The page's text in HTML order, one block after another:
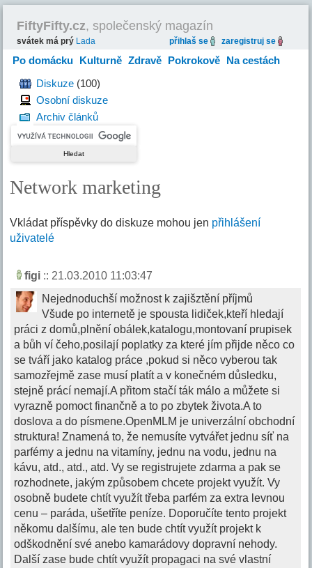
FiftyFifty.cz, společenský magazín
svátek má prý Lada přihlaš se zaregistruj se
Po domácku Kulturně Zdravě Pokrokově Na cestách
HravěDiskuze (100)
Osobní diskuze
Archiv článků
Network marketing
Vkládat příspěvky do diskuze mohou jen přihlášení
uživatelé
figi :: 21.03.2010 11:03:47
Nejednoduchší možnost k zajišztění příjmů
Všude po internetě je spousta lidiček,kteří hledají
práci z domů,plnění obálek,katalogu,montovaní prupisek
a bůh ví čeho,posilají poplatky za které jím přijde něco co
se tváří jako katalog práce ,pokud si něco vyberou tak
samozřejmě zase musí platít a v konečném důsledku,
stejně prácí nemají.A přitom stačí ták málo a můžete si
vyrazně pomoct finančně a to po zbytek života.A to
doslova a do písmene.OpenMLM je univerzální obchodní
struktura! Znamená to, že nemusíte vytvářet jednu síť na
parfémy a jednu na vitamíny, jednu na vodu, jednu na
kávu, atd., atd., atd. Vy se registrujete zdarma a pak se
rozhodnete, jakým způsobem chcete projekt využít. Vy
osobně budete chtít využít třeba parfém za extra levnou
cenu – paráda, ušetříte peníze. Doporučíte tento projekt
někomu dalšímu, ale ten bude chtít využít projekt k
odškodnění své anebo kamarádovy dopravní nehody.
Další zase bude chtít využít propagaci na své vlastní